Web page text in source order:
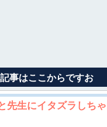
事はここからですお
先生にイタズラしち